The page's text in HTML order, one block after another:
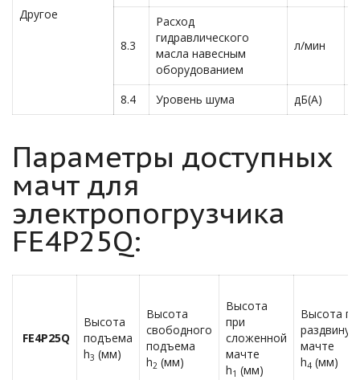
Другое
8.3
Расход
гидравлического
масла навесным
оборудованием
л/мин
8.4 Уровень шума дБ(А)
Параметры доступных
мачт для
электропогрузчика
FE4P25Q:
FE4P25Q
Высота
подъема
h3 (мм)
Высота
свободного
подъема
h2 (мм)
Высота
при
сложенной
мачте
h1 (мм)
Высота
мачте
h4 (мм)